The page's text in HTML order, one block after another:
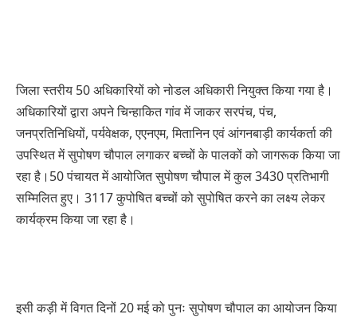
जिला स्तरीय 50 अधिकारियों को नोडल अधिकारी नियुक्त किया गया है।
अधिकारियों द्वारा अपने चिन्हाकित गांव में जाकर सरपंच, पंच,
जनप्रतिनिधियों, पर्यवेक्षक, एएनएम, मितानिन एवं आंगनबाड़ी कार्यकर्ता की
उपस्थित में सुपोषण चौपाल लगाकर बच्चों के पालकों को जागरूक किया जा
रहा है।50 पंचायत में आयोजित सुपोषण चौपाल में कुल 3430 प्रतिभागी
सम्मिलित हुए। 3117 कुपोषित बच्चों को सुपोषित करने का लक्ष्य लेकर
कार्यक्रम किया जा रहा है।
इसी कड़ी में विगत दिनों 20 मई को पुनः सुपोषण चौपाल का आयोजन किया